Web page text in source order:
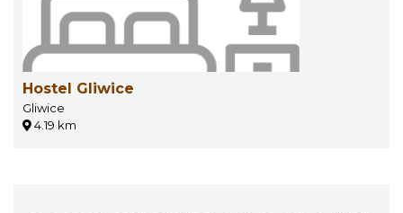
Hostel Gliwice
Gliwice
4.19 km